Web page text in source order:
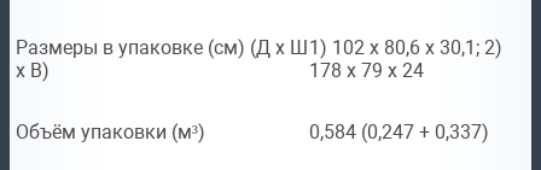
Размеры в упаковке (см) (Д х Ш
х В)
1) 102 х 80,6 х 30,1; 2)
178 х 79 х 24
Объём упаковки (м³) 0,584 (0,247 + 0,337)